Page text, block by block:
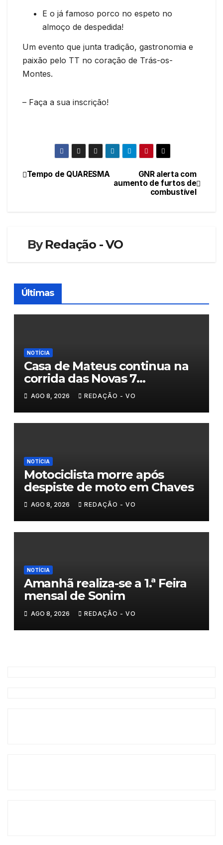
E o já famoso porco no espeto no
almoço de despedida!
Um evento que junta tradição, gastronomia e
paixão pelo TT no coração de Trás-os-
Montes.
– Faça a sua inscrição!
Navegação
GNR alerta com
aumento de furtos de
combustível
Tempo de QUARESMA
ByRedação - VO
Últimas
NOTÍCIA
Casa de Mateus continua na
corrida das Novas 7
Maravilhas de Portugal
AGO 8, 2026 REDAÇÃO - VO
NOTÍCIA
Motociclista morre após
despiste de moto em Chaves
AGO 8, 2026 REDAÇÃO - VO
NOTÍCIA
Amanhã realiza-se a 1.ª Feira
mensal de Sonim
AGO 8, 2026 REDAÇÃO - VO